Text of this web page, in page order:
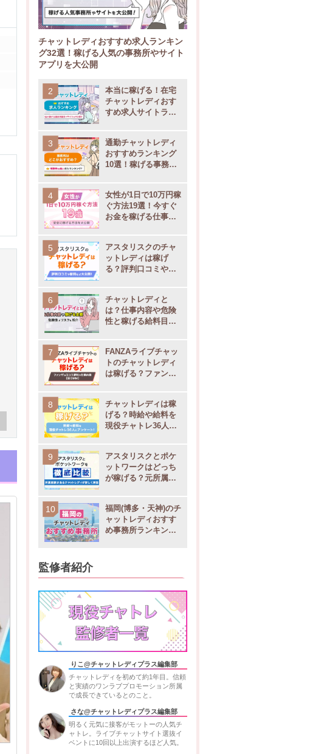
チャットレディおすすめ求人ランキン
グ32選！稼げる人気の事務所やサイト
アプリを大公開
本当に稼げる！在宅
チャットレディおす
すめ求人サイトラン
通勤チャットレディ
おすすめランキング
10選！稼げる事務所
女性が1日で10万円稼
ぐ方法19選！今すぐ
お金を稼げる仕事を
アスタリスクのチャ
ットレディは稼げ
る？評判口コミや通
開
チャットレディと
は？仕事内容や危険
性と稼げる給料目安
FANZAライブチャッ
トのチャットレディ
は稼げる？ファンザ
チャットレディは稼
げる？時給や給料を
現役チャトレ36人に
アスタリスクとポケ
ットワークはどっち
が稼げる？元所属チ
福岡(博多・天神)のチ
ャットレディおすす
め事務所ランキング9
監修者紹介
りこ@チャットレディプラス編集部
チャットレディを初めて約1年目。信頼
と実績のワンラブプロモーション所属
で成長できているとのこと。
さな@チャットレディプラス編集部
明るく元気に接客がモットーの人気チ
ャトレ。ライブチャットサイト選抜イ
ベントに10回以上出演するほど人気。